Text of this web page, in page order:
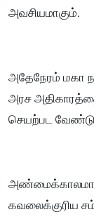
அவசியமாகும்.
அதேநேரம் மகா
அரச
செயற்பட
அண்மைக்காலமாக
கவலைக்குரிய